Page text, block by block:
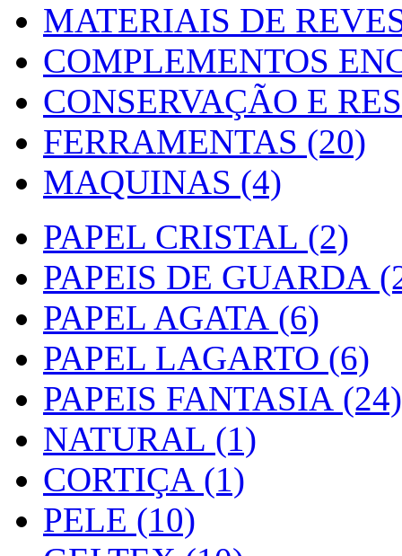
MATERIAIS DE
COMPLEMENTOS
CONSERVAÇÃO E
FERRAMENTAS (20)
MAQUINAS (4)
PAPEL CRISTAL (2)
PAPEIS DE GUARDA
PAPEL AGATA (6)
PAPEL LAGARTO (6)
PAPEIS FANTASIA (24)
NATURAL (1)
CORTIÇA (1)
PELE (10)